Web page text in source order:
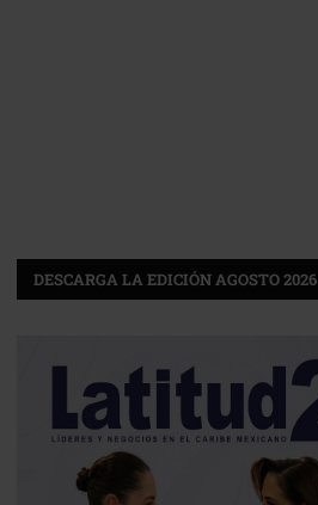
DESCARGA LA EDICIÓN AGOSTO 2026